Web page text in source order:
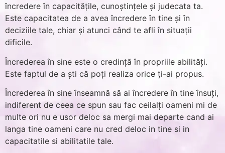
încredere în capacitățile, cunoștințele și judecata ta.
Este capacitatea de a avea încredere în tine și în
deciziile tale, chiar și atunci când te afli în situații
dificile.
Încrederea în sine este o credință în propriile abilități.
Este faptul de a ști că poți realiza orice ți-ai propus.
Încrederea în sine înseamnă să ai încredere în tine însuți,
indiferent de ceea ce spun sau fac ceilalți oameni mi de
multe ori nu e usor deloc sa mergi mai departe cand ai
langa tine oameni care nu cred deloc in tine si in
capacitatile si abilitatile tale.